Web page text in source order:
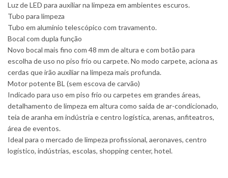
Luz de LED para auxiliar na limpeza em ambientes escuros.
Tubo para limpeza
Tubo em alumínio telescópico com travamento.
Bocal com dupla função
Novo bocal mais fino com 48 mm de altura e com botão para
escolha de uso no piso frio ou carpete. No modo carpete, aciona as
cerdas que irão auxiliar na limpeza mais profunda.
Motor potente BL (sem escova de carvão)
Indicado para uso em piso frio ou carpetes em grandes áreas,
detalhamento de limpeza em altura como saída de ar-condicionado,
teia de aranha em indústria e centro logística, arenas, anfiteatros,
área de eventos.
Ideal para o mercado de limpeza profissional, aeronaves, centro
logístico, indústrias, escolas, shopping center, hotel.